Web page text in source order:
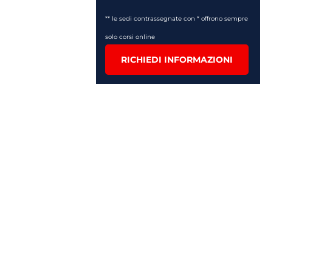
** le sedi contrassegnate con * offrono sempre
solo corsi online
RICHIEDI INFORMAZIONI